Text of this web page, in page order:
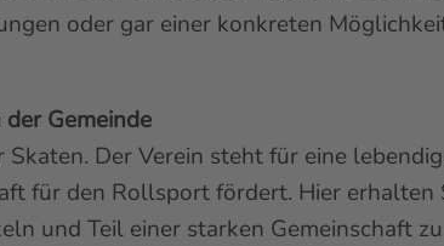
oder gar einer konkreten
Gemeinde
Der Verein steht für eine
für den Rollsport fördert. Hier
und Teil einer starken Gemeinschaft